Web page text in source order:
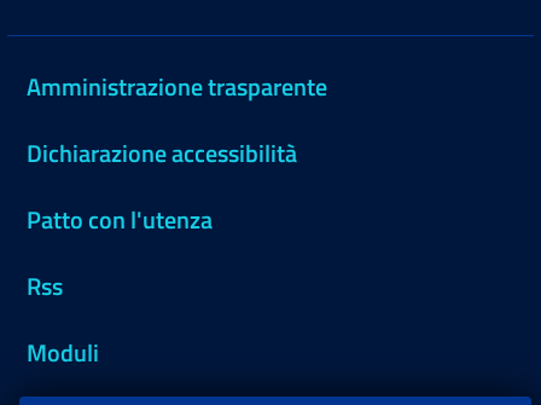
Amministrazione trasparente
Dichiarazione accessibilità
Patto con l'utenza
Rss
Moduli